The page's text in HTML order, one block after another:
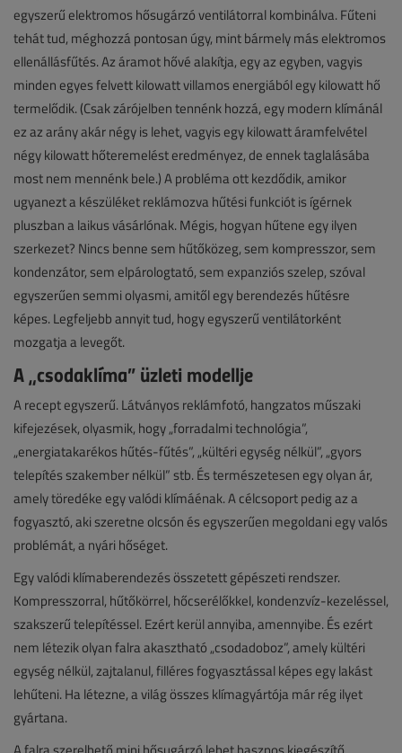
egyszerű elektromos hősugárzó ventilátorral kombinálva. Fűteni
tehát tud, méghozzá pontosan úgy, mint bármely más elektromos
ellenállásfűtés. Az áramot hővé alakítja, egy az egyben, vagyis
minden egyes felvett kilowatt villamos energiából egy kilowatt hő
termelődik. (Csak zárójelben tennénk hozzá, egy modern klímánál
ez az arány akár négy is lehet, vagyis egy kilowatt áramfelvétel
négy kilowatt hőteremelést eredményez, de ennek taglalásába
most nem mennénk bele.) A probléma ott kezdődik, amikor
ugyanezt a készüléket reklámozva hűtési funkciót is ígérnek
pluszban a laikus vásárlónak. Mégis, hogyan hűtene egy ilyen
szerkezet? Nincs benne sem hűtőközeg, sem kompresszor, sem
kondenzátor, sem elpárologtató, sem expanziós szelep, szóval
egyszerűen semmi olyasmi, amitől egy berendezés hűtésre
képes. Legfeljebb annyit tud, hogy egyszerű ventilátorként
mozgatja a levegőt.
A „csodaklíma” üzleti modellje
A recept egyszerű. Látványos reklámfotó, hangzatos műszaki
kifejezések, olyasmik, hogy „forradalmi technológia”,
„energiatakarékos hűtés-fűtés”, „kültéri egység nélkül”, „gyors
telepítés szakember nélkül” stb. És természetesen egy olyan ár,
amely töredéke egy valódi klímáénak. A célcsoport pedig az a
fogyasztó, aki szeretne olcsón és egyszerűen megoldani egy valós
problémát, a nyári hőséget.
Egy valódi klímaberendezés összetett gépészeti rendszer.
Kompresszorral, hűtőkörrel, hőcserélőkkel, kondenzvíz-kezeléssel,
szakszerű telepítéssel. Ezért kerül annyiba, amennyibe. És ezért
nem létezik olyan falra akasztható „csodadoboz”, amely kültéri
egység nélkül, zajtalanul, filléres fogyasztással képes egy lakást
lehűteni. Ha létezne, a világ összes klímagyártója már rég ilyet
gyártana.